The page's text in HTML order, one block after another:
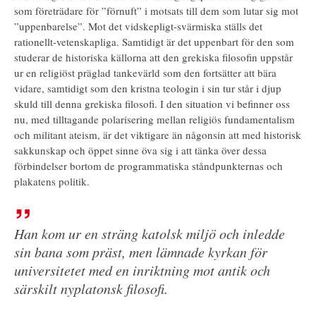
som företrädare för ”förnuft” i motsats till dem som lutar sig mot
”uppenbarelse”. Mot det vidskepligt-svärmiska ställs det
rationellt-vetenskapliga. Samtidigt är det uppenbart för den som
studerar de historiska källorna att den grekiska filosofin uppstår
ur en religiöst präglad tankevärld som den fortsätter att bära
vidare, samtidigt som den kristna teologin i sin tur står i djup
skuld till denna grekiska filosofi. I den situation vi befinner oss
nu, med tilltagande polarisering mellan religiös fundamentalism
och militant ateism, är det viktigare än någonsin att med historisk
sakkunskap och öppet sinne öva sig i att tänka över dessa
förbindelser bortom de programmatiska ståndpunkternas och
plakatens politik.
Han kom ur en sträng katolsk miljö och inledde
sin bana som präst, men lämnade kyrkan för
universitetet med en inriktning mot antik och
särskilt nyplatonsk filosofi.